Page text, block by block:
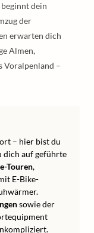
dein
der
erwarten dich
Almen,
Voralpenland –
– hier bist du
dich auf geführte
Touren,
E-Bike-
sowie der